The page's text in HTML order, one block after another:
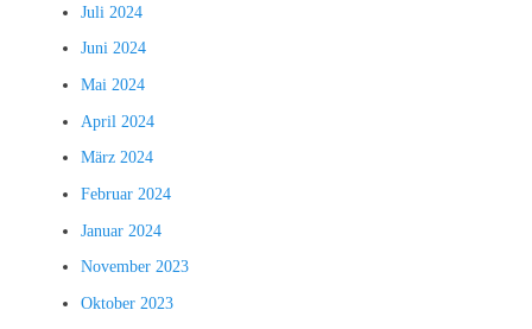
Juli 2024
Juni 2024
Mai 2024
April 2024
März 2024
Februar 2024
Januar 2024
November 2023
Oktober 2023